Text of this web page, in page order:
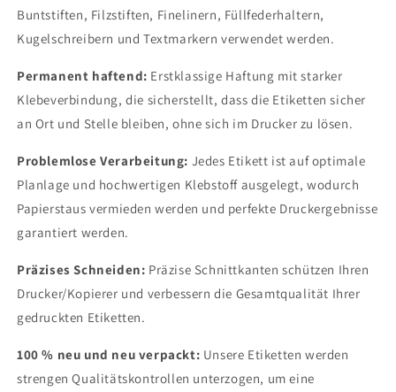
Buntstiften, Filzstiften, Finelinern, Füllfederhaltern,
Kugelschreibern und Textmarkern verwendet werden.
Permanent haftend: Erstklassige Haftung mit starker
Klebeverbindung, die sicherstellt, dass die Etiketten sicher
an Ort und Stelle bleiben, ohne sich im Drucker zu lösen.
Problemlose Verarbeitung: Jedes Etikett ist auf optimale
Planlage und hochwertigen Klebstoff ausgelegt, wodurch
Papierstaus vermieden werden und perfekte Druckergebnisse
garantiert werden.
Präzises Schneiden: Präzise Schnittkanten schützen Ihren
Drucker/Kopierer und verbessern die Gesamtqualität Ihrer
gedruckten Etiketten.
100 % neu und neu verpackt: Unsere Etiketten werden
strengen Qualitätskontrollen unterzogen, um eine